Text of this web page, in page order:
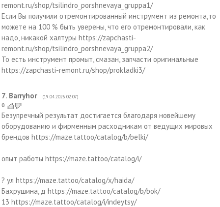
remont.ru/shop/tsilindro_porshnevaya_gruppa1/
Если Вы получили отремонтированный инструмент из ремонта,то
можете на 100 % быть уверены, что его отремонтировали, как
надо, никакой халтуры https://zapchasti-
remont.ru/shop/tsilindro_porshnevaya_gruppa2/
То есть инструмент промыт, смазан, запчасти оригинальные
https://zapchasti-remont.ru/shop/prokladki3/
7. Barryhor (19.04.2026 02:07)
0
Безупречный результат достигается благодаря новейшему
оборудованию и фирменным расходникам от ведущих мировых
брендов https://maze.tattoo/catalog/b/belki/
опыт работы https://maze.tattoo/catalog/i/
? ул https://maze.tattoo/catalog/x/haida/
Бахрушина, д https://maze.tattoo/catalog/b/bok/
13 https://maze.tattoo/catalog/i/indeytsy/